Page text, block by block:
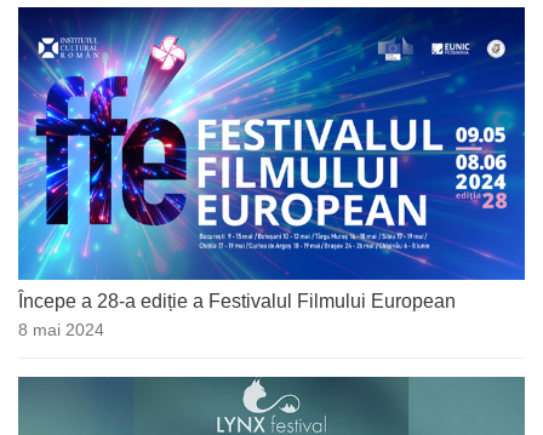
Începe a 28-a ediție a Festivalul Filmului European
8 mai 2024